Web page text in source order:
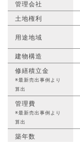
管理会社
土地権利
用途地域
建物構造
修繕積立金
※最新売出事例より
算出
管理費
※最新売出事例より
算出
築年数